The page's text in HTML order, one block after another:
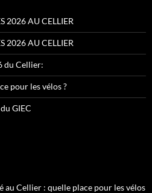
2026 AU CELLIER
2026 AU CELLIER
du Cellier:
pour les vélos ?
GIEC
au Cellier : quelle place pour les vélos